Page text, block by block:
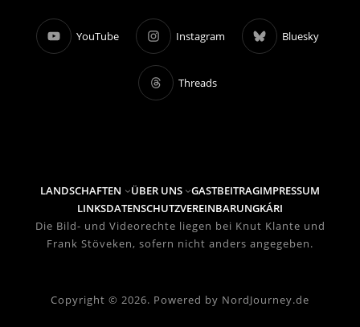
YouTube Instagram Bluesky
Threads
LANDSCHAFTEN ÜBER UNS GASTBEITRAGIMPRESSUM
LINKSDATENSCHUTZVEREINBARUNGKÁRI
Die Bild- und Videorechte liegen bei Knut Klante und
Frank Stöveken, sofern nicht anders angegeben.
Copyright © 2026. Powered by NordJourney.de